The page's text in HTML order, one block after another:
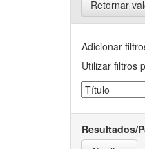
Retornar
Adicionar
Utilizar filtros
Resultados/